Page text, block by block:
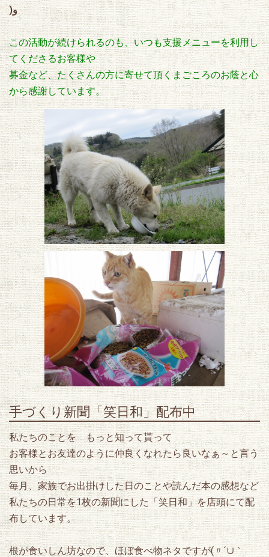
)و
この活動が続けられるのも、いつも支援メニューを利用し
てくださるお客様や
募金など、たくさんの方に寄せて頂くまごころのお蔭と心
から感謝しています。
手づくり新聞「笑日和」配布中
私たちのことを もっと知って貰って
お客様とお友達のように仲良くなれたら良いなぁ～と言う
思いから
毎月、家族でお出掛けした日のことや読んだ本の感想など
私たちの日常を1枚の新聞にした「笑日和」を店頭にて配
布しています。
根が食いしん坊なので、ほぼ食べ物ネタですが(〃´∪｀